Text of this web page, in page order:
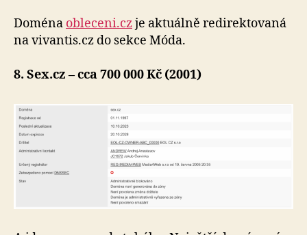
Doména obleceni.czje aktuálně redirektovaná
na vivantis.cz do sekce Móda.
8. Sex.cz – cca 700 000 Kč (2001)